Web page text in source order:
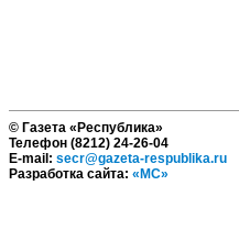
© Газета «Республика»
Телефон (8212) 24-26-04
E-mail: secr@gazeta-respublika.ru
Разработка сайта: «МС»